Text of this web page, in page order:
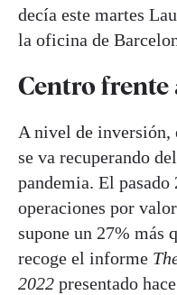
decía este martes
la oficina de
Centro
A nivel de inversión,
se va recuperando
pandemia. El pasado
operaciones por
supone un 27% más
recoge el informe
2022 presentado